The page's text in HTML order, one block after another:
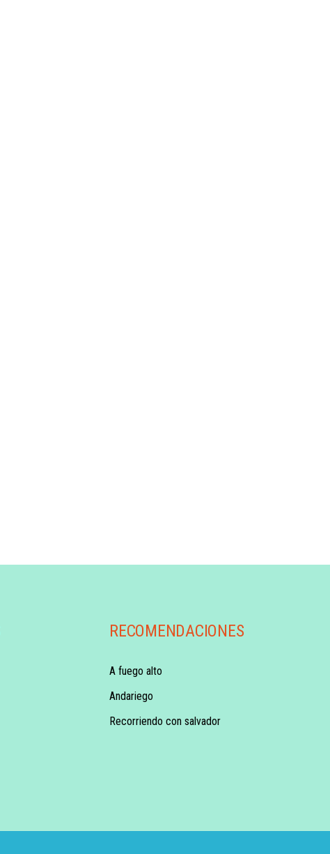
RECOMENDACIONES
A fuego alto
Andariego
Recorriendo con salvador